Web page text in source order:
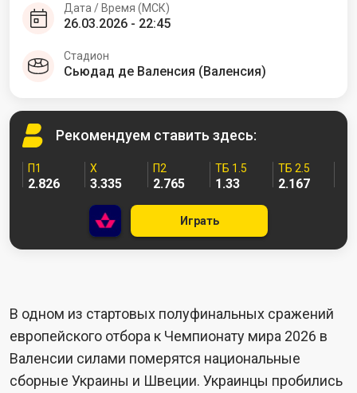
Дата / Время (МСК)
26.03.2026 - 22:45
Стадион
Сьюдад де Валенсия (Валенсия)
Рекомендуем ставить здесь:
П1
2.826
X
3.335
П2
2.765
ТБ 1.5
1.33
ТБ 2.5
2.167
Играть
В одном из стартовых полуфинальных сражений
европейского отбора к Чемпионату мира 2026 в
Валенсии силами померятся национальные
сборные Украины и Швеции. Украинцы пробились